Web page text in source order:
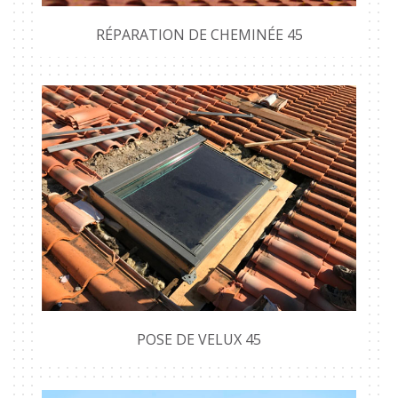
RÉPARATION DE CHEMINÉE 45
POSE DE VELUX 45